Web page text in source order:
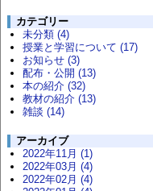
カテゴリー
未分類 (4)
授業と学習について (17)
お知らせ (3)
配布・公開 (13)
本の紹介 (32)
教材の紹介 (13)
雑談 (14)
アーカイブ
2022年11月 (1)
2022年03月 (4)
2022年02月 (4)